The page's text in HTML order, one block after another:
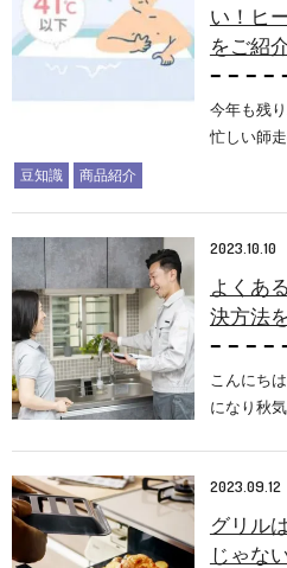
い！ヒ
をご紹
今年も残
忙しい師
豆知識 商品紹介
2023.10.10
よくあ
決方法
こんにち
になり秋
2023.09.12
グリル
じゃな